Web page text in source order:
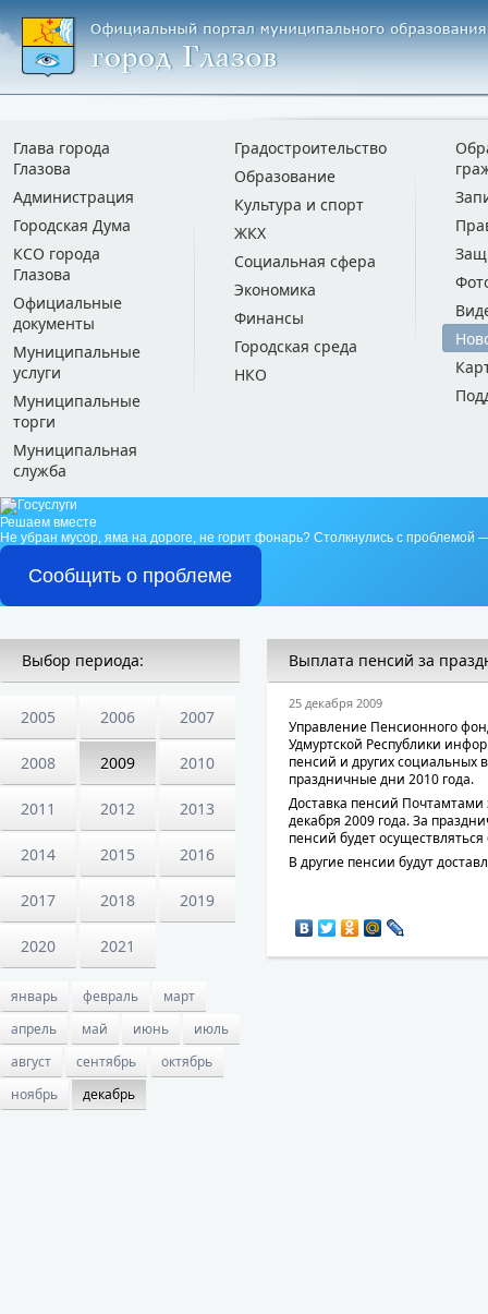
Глава города
Глазова
Администрация
Городская Дума
КСО города
Глазова
Официальные
документы
Муниципальные
услуги
Муниципальные
торги
Муниципальная
служба
Градостроительство
Образование
Культура и спорт
ЖКХ
Социальная сфера
Экономика
Финансы
Городская среда
НКО
Решаем вместе
Не убран мусор, яма на дороге, не горит фонарь? Столкнулись с проблемой
Сообщить о проблеме
Выбор периода:
2005 2006 2007
2008 2009 2010
2011 2012 2013
2014 2015 2016
2017 2018 2019
2020 2021
январь февраль
март
апрель
май июнь
июль
август
сентябрь
октябрь
ноябрь
декабрь
Выплата пенсий за
25 декабря 2009
Управление Пенсионного
Удмуртской Республики
пенсий и других социальных
праздничные дни 2010 года.
Доставка пенсий Почтамтами
декабря 2009 года. За
пенсий будет
В другие пенсии будут